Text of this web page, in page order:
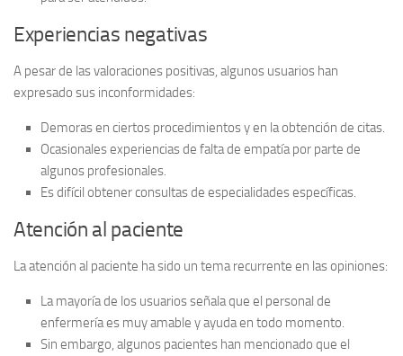
Experiencias negativas
A pesar de las valoraciones positivas, algunos usuarios han
expresado sus inconformidades:
Demoras en ciertos procedimientos y en la obtención de citas.
Ocasionales experiencias de falta de empatía por parte de
algunos profesionales.
Es difícil obtener consultas de especialidades específicas.
Atención al paciente
La atención al paciente ha sido un tema recurrente en las opiniones:
La mayoría de los usuarios señala que el personal de
enfermería es muy amable y ayuda en todo momento.
Sin embargo, algunos pacientes han mencionado que el